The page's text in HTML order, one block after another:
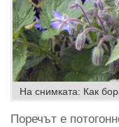
На снимката: Как
Поречът е